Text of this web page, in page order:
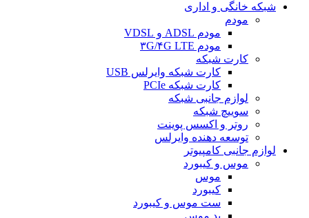
شبکه خانگی و اداری
مودم
مودم ADSL و VDSL
مودم ۳G/۴G LTE
کارت شبکه
کارت شبکه وایرلس USB
کارت شبکه PCIe
لوازم جانبی شبکه
سوییچ شبکه
روتر و اکسس پوینت
توسعه دهنده وایرلس
لوازم جانبی کامپیوتر
موس و کیبورد
موس
کیبورد
ست موس و کیبورد